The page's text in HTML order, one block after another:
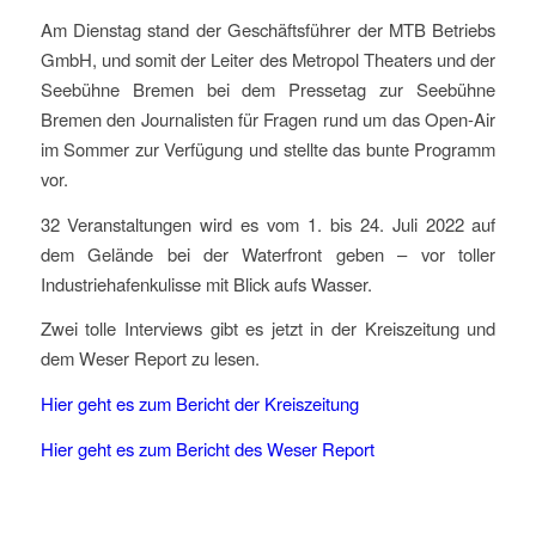
Am Dienstag stand der Geschäftsführer der MTB Betriebs
GmbH, und somit der Leiter des Metropol Theaters und der
Seebühne Bremen bei dem Pressetag zur Seebühne
Bremen den Journalisten für Fragen rund um das Open-Air
im Sommer zur Verfügung und stellte das bunte Programm
vor.
32 Veranstaltungen wird es vom 1. bis 24. Juli 2022 auf
dem Gelände bei der Waterfront geben – vor toller
Industriehafenkulisse mit Blick aufs Wasser.
Zwei tolle Interviews gibt es jetzt in der Kreiszeitung und
dem Weser Report zu lesen.
Hier geht es zum Bericht der Kreiszeitung
Hier geht es zum Bericht des Weser Report